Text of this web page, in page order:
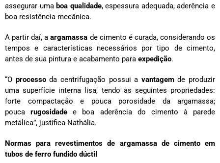
assegurar uma boa qualidade, espessura adequada, aderência e
boa resistência mecânica.
A partir daí, aargamassa de cimento é curada, considerando os
tempos e características necessários por tipo de cimento,
antes de sua pintura e acabamento para expedição.
“O processoda centrifugação possui a vantagemde produzir
uma superfície interna lisa, tendo as seguintes propriedades:
forte compactação e pouca porosidade da argamassa;
poucarugosidadee boa aderência do cimento à parede
metálica”, justifica Nathália.
Normas para revestimentos de argamassa de cimento em
tubos de ferro fundido dúctil